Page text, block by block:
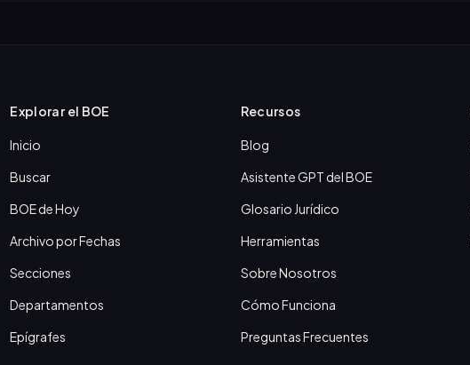
Explorar el BOE
Inicio
Buscar
BOE de Hoy
Archivo por Fechas
Secciones
Departamentos
Epígrafes
Recursos
Blog
Asistente GPT del BOE
Glosario Jurídico
Herramientas
Sobre Nosotros
Cómo Funciona
Preguntas Frecuentes